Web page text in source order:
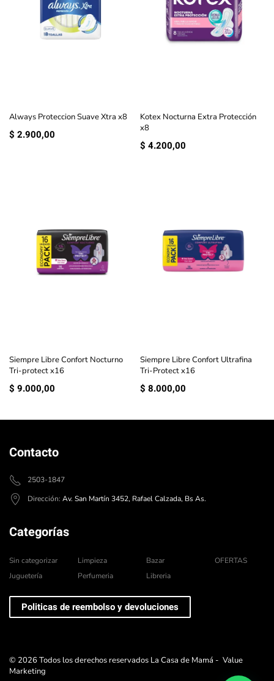
Always Proteccion Suave Xtra x8
$ 2.900,00
Kotex Nocturna Extra Protección
x8
$ 4.200,00
Siempre Libre Confort Nocturno
Tri-protect x16
$ 9.000,00
Siempre Libre Confort Ultrafina
Tri-Protect x16
$ 8.000,00
Contacto
2503-1847
Dirección: Av. San Martín 3452, Rafael Calzada, Bs As.
Categorías
Sin categorizar
Juguetería
Limpieza
Perfumeria
Bazar
Libreria
OFERTAS
Politicas de reembolso y devoluciones
© 2026 Todos los derechos reservados La Casa de Mamá - Value
Marketing